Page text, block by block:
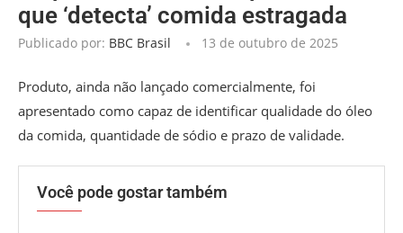
que ‘detecta’ comida estragada
Publicado por: BBC Brasil 13 de outubro de 2025
Produto, ainda não lançado comercialmente, foi
apresentado como capaz de identificar qualidade do óleo
da comida, quantidade de sódio e prazo de validade.
Você pode gostar também